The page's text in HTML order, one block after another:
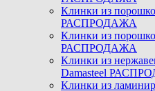
Клинки из
РАСПРОДАЖА
Клинки из
РАСПРОДАЖА
Клинки из
Damasteel
Клинки из